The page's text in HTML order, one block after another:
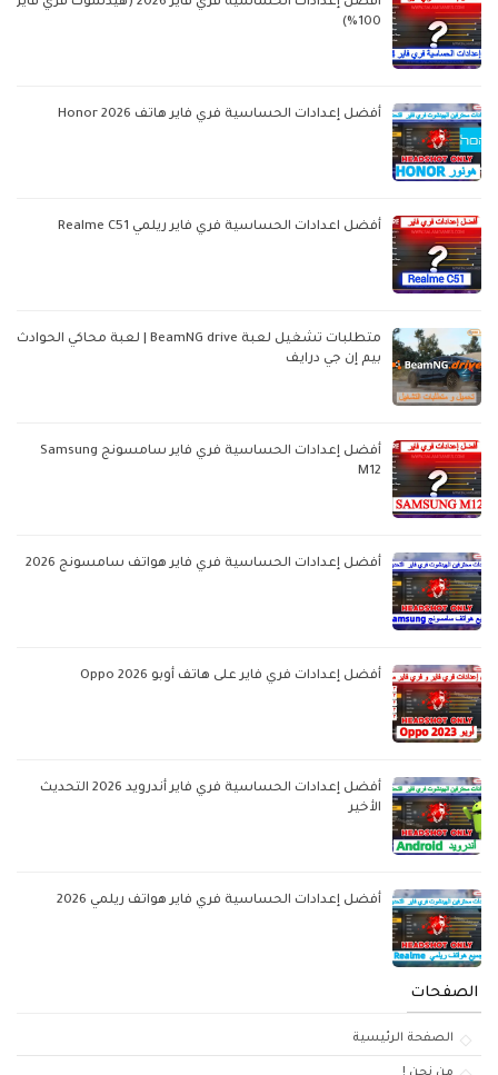
أفضل إعدادات الحساسية فري فاير 2026 (هيدشوت فري فاير
100%)
أفضل إعدادات الحساسية فري فاير هاتف Honor 2026
أفضل اعدادات الحساسية فري فاير ريلمي Realme C51
متطلبات تشغيل لعبة BeamNG drive | لعبة محاكي الحوادث
بيم إن جي درايف
أفضل إعدادات الحساسية فري فاير سامسونج Samsung
M12
أفضل إعدادات الحساسية فري فاير هواتف سامسونج 2026
أفضل إعدادات فري فاير على هاتف أوبو Oppo 2026
أفضل إعدادات الحساسية فري فاير أندرويد 2026 التحديث
الأخير
أفضل إعدادات الحساسية فري فاير هواتف ريلمي 2026
الصفحات
الصفحة الرئيسية